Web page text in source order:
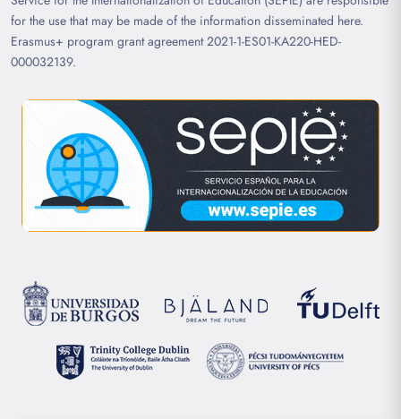
for the use that may be made of the information disseminated here.
Erasmus+ program grant agreement 2021-1-ES01-KA220-HED-
000032139.